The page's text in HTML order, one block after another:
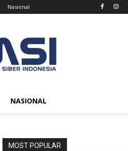
Nasional
NASIONAL
MOST POPULAR